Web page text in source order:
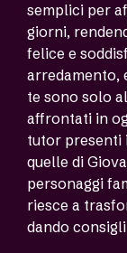
semplici per
giorni,
felice e
arredamento,
te sono solo
affrontati in
tutor presenti
quelle di
personaggi
riesce a
dando